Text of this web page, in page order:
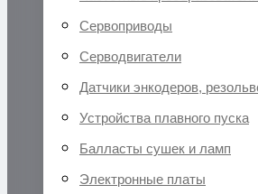
Сервоприводы
Серводвигатели
Датчики энкодеров,
Устройства плавного пуска
Балласты сушек и ламп
Электронные платы